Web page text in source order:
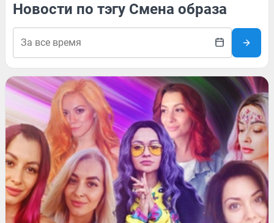
Новости по тэгу Смена образа